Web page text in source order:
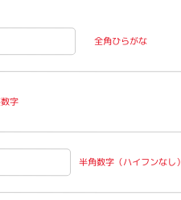
全角ひらがな
字
半角数字（ハイフンなし）